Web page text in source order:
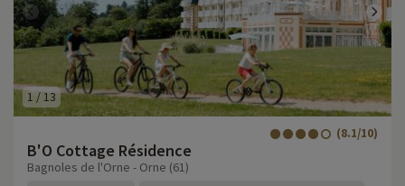
1/13
B'O Cottage Résidence
(8.1/10)
Bagnoles de l'Orne - Orne (61)